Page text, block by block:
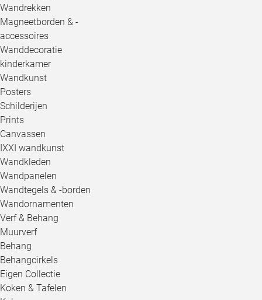
Wandrekken
Magneetborden & -
accessoires
Wanddecoratie
kinderkamer
Wandkunst
Posters
Schilderijen
Prints
Canvassen
IXXI wandkunst
Wandkleden
Wandpanelen
Wandtegels & -borden
Wandornamenten
Verf & Behang
Muurverf
Behang
Behangcirkels
Eigen Collectie
Koken & Tafelen